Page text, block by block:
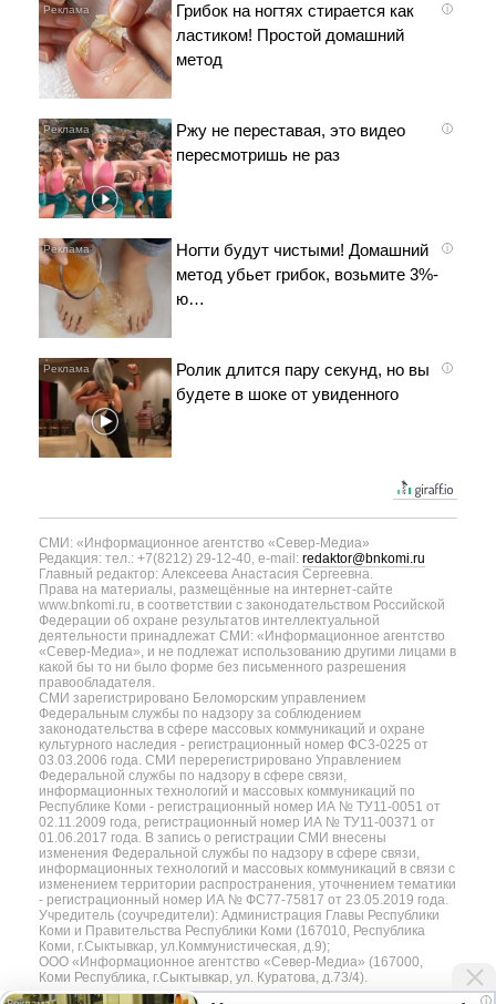
i
Грибок на ногтях стирается как
ластиком! Простой домашний
метод
i
Ржу не переставая, это видео
пересмотришь не раз
i
Ногти будут чистыми! Домашний
метод убьет грибок, возьмите 3%-
ю…
i
Ролик длится пару секунд, но вы
будете в шоке от увиденного
СМИ: «Информационное агентство «Север-Медиа»
Редакция: тел.: +7(8212) 29-12-40, e-mail: redaktor@bnkomi.ru
Главный редактор: Алексеева Анастасия Сергеевна.
Права на материалы, размещённые на интернет-сайте
www.bnkomi.ru, в соответствии с законодательством Российской
Федерации об охране результатов интеллектуальной
деятельности принадлежат СМИ: «Информационное агентство
«Север-Медиа», и не подлежат использованию другими лицами в
какой бы то ни было форме без письменного разрешения
правообладателя.
СМИ зарегистрировано Беломорским управлением
Федеральным службы по надзору за соблюдением
законодательства в сфере массовых коммуникаций и охране
культурного наследия - регистрационный номер ФС3-0225 от
03.03.2006 года. СМИ перерегистрировано Управлением
Федеральной службы по надзору в сфере связи,
информационных технологий и массовых коммуникаций по
Республике Коми - регистрационный номер ИА № ТУ11-0051 от
02.11.2009 года, регистрационный номер ИА № ТУ11-00371 от
01.06.2017 года. В запись о регистрации СМИ внесены
изменения Федеральной службы по надзору в сфере связи,
информационных технологий и массовых коммуникаций в связи с
изменением территории распространения, уточнением тематики
- регистрационный номер ИА № ФС77-75817 от 23.05.2019 года.
Учредитель (соучредители): Администрация Главы Республики
Коми и Правительства Республики Коми (167010, Республика
Коми, г.Сыктывкар, ул.Коммунистическая, д.9);
ООО «Информационное агентство «Север-Медиа» (167000,
Коми Республика, г.Сыктывкар, ул. Куратова, д.73/4).
i